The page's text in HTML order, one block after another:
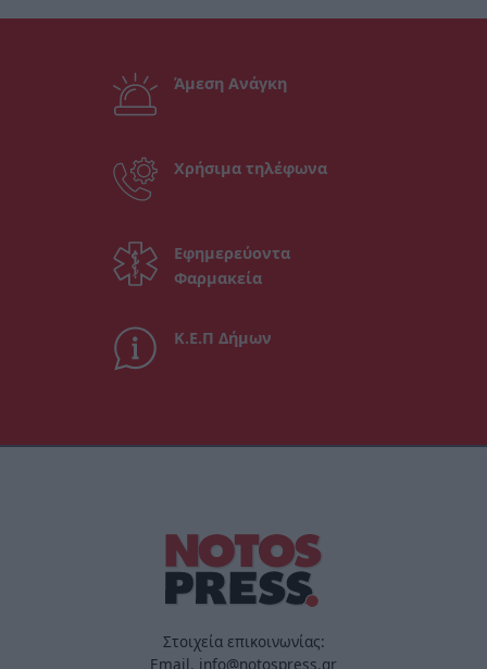
Άμεση Ανάγκη
Χρήσιμα τηλέφωνα
Εφημερεύοντα
Φαρμακεία
Κ.Ε.Π Δήμων
Στοιχεία επικοινωνίας:
Email. info@notospress.gr